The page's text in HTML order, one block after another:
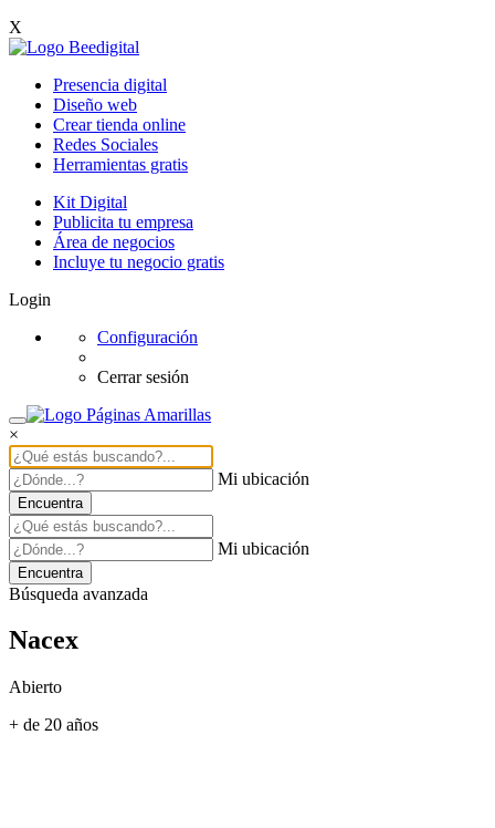
X
Presencia digital
Diseño web
Crear tienda online
Redes Sociales
Herramientas gratis
Kit Digital
Publicita tu empresa
Área de negocios
Incluye tu negocio gratis
Login
Configuración
Cerrar sesión
×
Mi ubicación
Encuentra
Mi ubicación
Encuentra
Búsqueda avanzada
Nacex
Abierto
+ de 20 años